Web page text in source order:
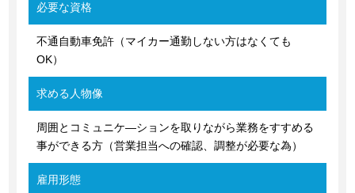
必要な資格
不通自動車免許（マイカー通勤しない方はなくても
OK）
求める人物像
周囲とコミュニケ―ションを取りながら業務をすすめる
事ができる方（営業担当への確認、調整が必要な為）
雇用形態